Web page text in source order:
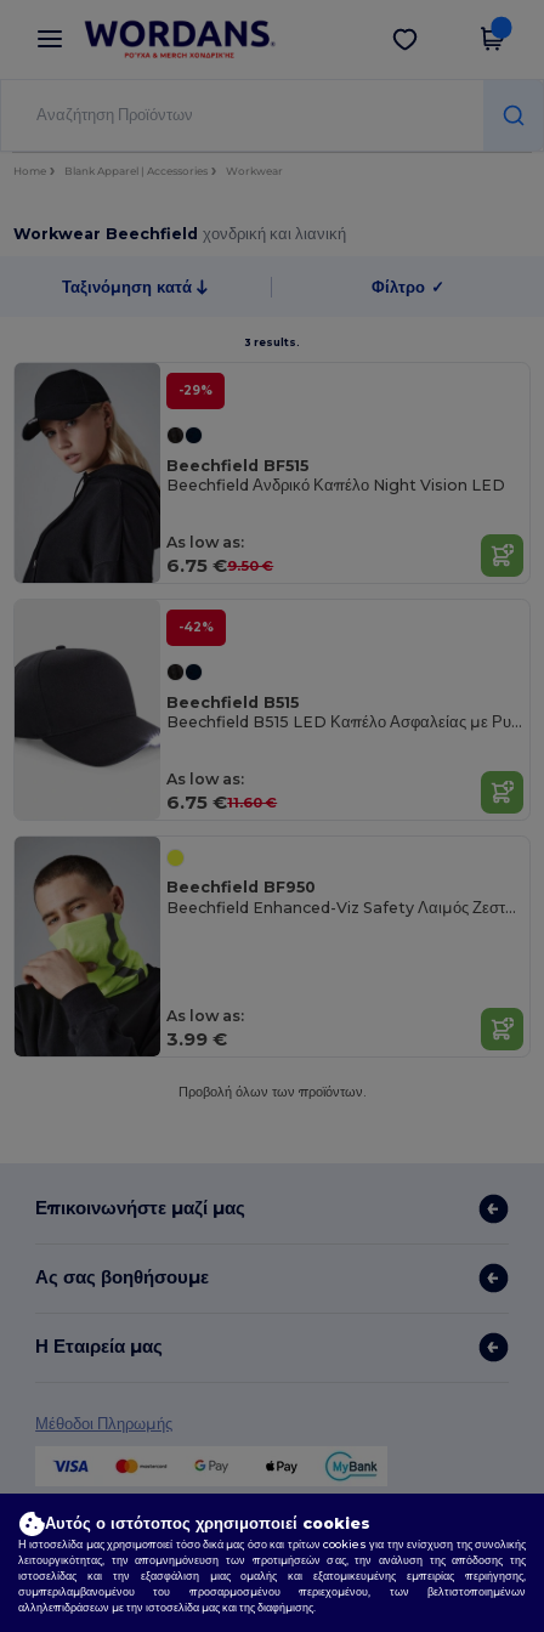
× Εφαρμογή Wordans
Καλύτερες τιμές στην εφαρμογή!
Λήψη app
Home Blank Apparel | Accessories Workwear
Workwear Beechfieldχονδρική και λιανική
Ταξινόμηση κατά Φίλτρο ✓
3 results.
-29%
Beechfield BF515
Beechfield Ανδρικό Καπέλο Night Vision LED
As low as:
6.75 €9.50 €
-42%
Beechfield B515
Beechfield B515 LED Καπέλο Ασφαλείας με Ρυθμιζόμενη Εφαρμογή
As low as:
6.75 €11.60 €
Beechfield BF950
Beechfield Enhanced-Viz Safety Λαιμός Ζεστασιάς
As low as:
3.99 €
Προβολή όλων των προϊόντων.
Επικοινωνήστε μαζί μας
Ας σας βοηθήσουμε
Η Εταιρεία μας
Μέθοδοι Πληρωμής
Μέθοδοι Αποστολής
Αυτός ο ιστότοπος χρησιμοποιεί cookies
Η ιστοσελίδα μας χρησιμοποιεί τόσο δικά μας όσο και τρίτων cookies για την ενίσχυση της συνολικής
λειτουργικότητας, την απομνημόνευση των προτιμήσεών σας, την ανάλυση της απόδοσης της
ιστοσελίδας και την εξασφάλιση μιας ομαλής και εξατομικευμένης εμπειρίας περιήγησης,
συμπεριλαμβανομένου του προσαρμοσμένου περιεχομένου, των βελτιστοποιημένων
αλληλεπιδράσεων με την ιστοσελίδα μας και της διαφήμισης.